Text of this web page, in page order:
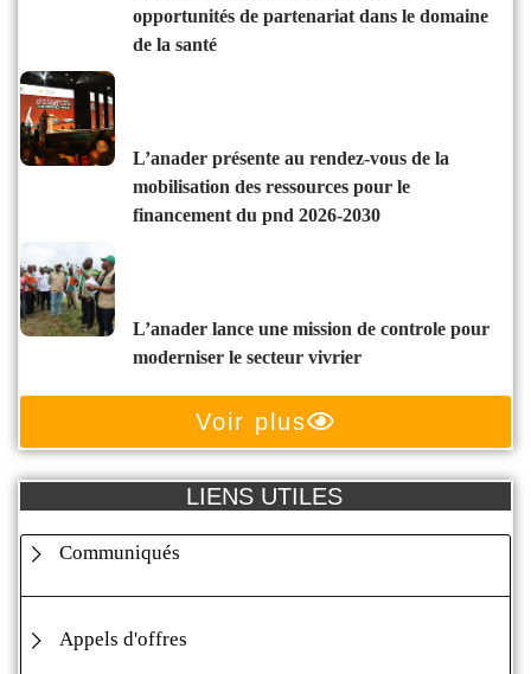
opportunités de partenariat dans le domaine
de la santé
l’anader présente au rendez-vous de la
mobilisation des ressources pour le
financement du pnd 2026-2030
l’anader lance une mission de controle pour
moderniser le secteur vivrier
Voir plus
LIENS UTILES
Communiqués
Appels d'offres